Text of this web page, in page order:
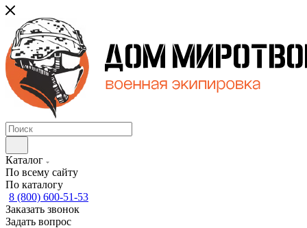
Каталог
По всему сайту
По каталогу
8 (800) 600-51-53
Заказать звонок
Задать вопрос